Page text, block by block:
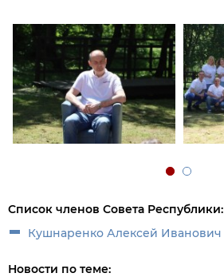
Список членов Совета Республики:
Кушнаренко Алексей Иванович
Новости по теме: